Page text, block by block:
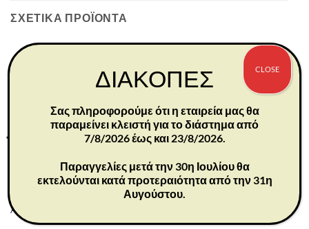
ΣΧΕΤΙΚΆ ΠΡΟΪΌΝΤΑ
26083
ΔΩΡΑ
Angel of Harmony 14 cm
26084
ΔΩΡΑ
ΔΙΑΚΟΠΕΣ
Σας πληροφορούμε ότι η εταιρεία μας θα
παραμείνει κλειστή για το διάστημα από
7/8/2026 έως και 23/8/2026.
Παραγγελίες μετά την 30η Ιουλίου θα
εκτελούνται κατά προτεραιότητα από την 31η
Αυγούστου.
CLOSE